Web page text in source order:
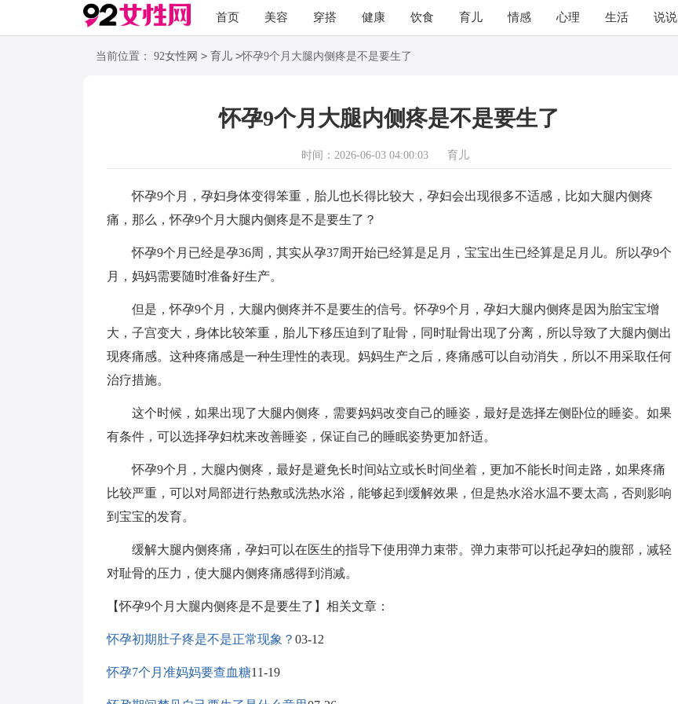
首页 美容 穿搭 健康 饮食 育儿 情感 心理 生活 说说
当前位置： 92女性网 > 育儿 >怀孕9个月大腿内侧疼是不是要生了
怀孕9个月大腿内侧疼是不是要生了
时间：2026-06-03 04:00:03 育儿
怀孕9个月，孕妇身体变得笨重，胎儿也长得比较大，孕妇会出现很多不适感，比如大腿内侧疼
痛，那么，怀孕9个月大腿内侧疼是不是要生了？
怀孕9个月已经是孕36周，其实从孕37周开始已经算是足月，宝宝出生已经算是足月儿。所以孕9个
月，妈妈需要随时准备好生产。
但是，怀孕9个月，大腿内侧疼并不是要生的信号。怀孕9个月，孕妇大腿内侧疼是因为胎宝宝增
大，子宫变大，身体比较笨重，胎儿下移压迫到了耻骨，同时耻骨出现了分离，所以导致了大腿内侧出
现疼痛感。这种疼痛感是一种生理性的表现。妈妈生产之后，疼痛感可以自动消失，所以不用采取任何
治疗措施。
这个时候，如果出现了大腿内侧疼，需要妈妈改变自己的睡姿，最好是选择左侧卧位的睡姿。如果
有条件，可以选择孕妇枕来改善睡姿，保证自己的睡眠姿势更加舒适。
怀孕9个月，大腿内侧疼，最好是避免长时间站立或长时间坐着，更加不能长时间走路，如果疼痛
比较严重，可以对局部进行热敷或洗热水浴，能够起到缓解效果，但是热水浴水温不要太高，否则影响
到宝宝的发育。
缓解大腿内侧疼痛，孕妇可以在医生的指导下使用弹力束带。弹力束带可以托起孕妇的腹部，减轻
对耻骨的压力，使大腿内侧疼痛感得到消减。
【怀孕9个月大腿内侧疼是不是要生了】相关文章：
怀孕初期肚子疼是不是正常现象？ 03-12
怀孕7个月准妈妈要查血糖11-19